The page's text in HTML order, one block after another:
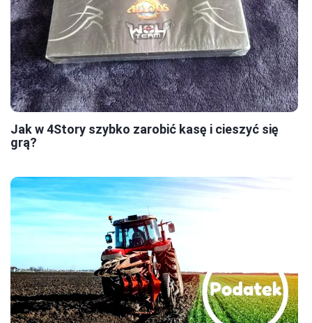
Jak w 4Story szybko zarobić kasę i cieszyć się
grą?